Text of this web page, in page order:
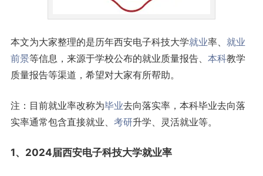
本文为大家整理的是历年西安电子科技大学就业率、 就业
前景等信息，来源于学校公布的就业质量报告、 本科教学
质量报告等渠道，希望对大家有所帮助。
注：目前就业率改称为毕业去向落实率，本科毕业去向落
实率通常包含直接就业、 考研升学、灵活就业等。
1、2024届西安电子科技大学就业率